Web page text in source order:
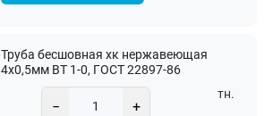
Труба бесшовная хк нержавеющая
4x0,5мм ВТ 1-0, ГОСТ 22897-86
− +
тн.